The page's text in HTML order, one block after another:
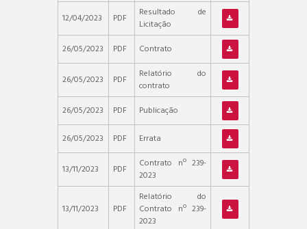
12/04/2023 PDF
Resultado de
Licitação
26/05/2023
PDF Contrato
26/05/2023 PDF
Relatório do
contrato
26/05/2023
PDF Publicação
26/05/2023 PDF Errata
13/11/2023 PDF
Contrato nº 239-
2023
13/11/2023 PDF
Relatório do
Contrato nº 239-
2023